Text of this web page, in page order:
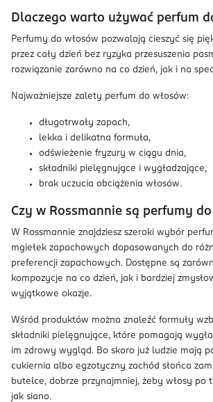
Dlaczego warto używać perfum
Perfumy do włosów pozwalają cieszyć się
przez cały dzień bez ryzyka przesuszenia
rozwiązanie zarówno na co dzień, jak i na
Najważniejsze zalety perfum do włosów:
długotrwały zapach,
lekka i delikatna formuła,
odświeżenie fryzury w ciągu dnia,
składniki pielęgnujące i wygładzające,
brak uczucia obciążenia włosów.
Czy w Rossmannie są perfumy do
W Rossmannie znajdziesz szeroki wybór
mgiełek zapachowych dopasowanych do
preferencji zapachowych. Dostępne są
kompozycje na co dzień, jak i bardziej
wyjątkowe okazje.
Wśród produktów można znaleźć formuły
składniki pielęgnujące, które pomagają
im zdrowy wygląd. Bo skoro już ludzie mają
cukiernia albo egzotyczny zachód słońca
butelce, dobrze przynajmniej, żeby włosy po
jak siano.